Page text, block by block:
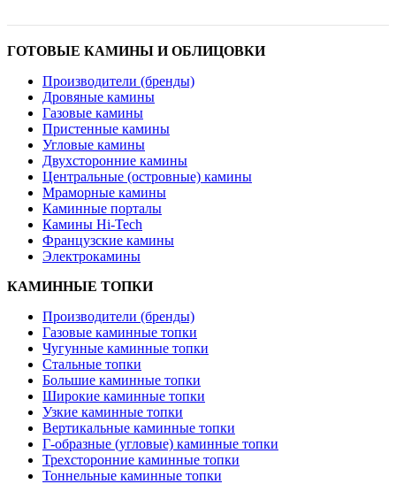
ГОТОВЫЕ КАМИНЫ И ОБЛИЦОВКИ
Производители (бренды)
Дровяные камины
Газовые камины
Пристенные камины
Угловые камины
Двухсторонние камины
Центральные (островные) камины
Мраморные камины
Каминные порталы
Камины Hi-Tech
Французские камины
Электрокамины
КАМИННЫЕ ТОПКИ
Производители (бренды)
Газовые каминные топки
Чугунные каминные топки
Стальные топки
Большие каминные топки
Широкие каминные топки
Узкие каминные топки
Вертикальные каминные топки
Г-образные (угловые) каминные топки
Трехсторонние каминные топки
Тоннельные каминные топки